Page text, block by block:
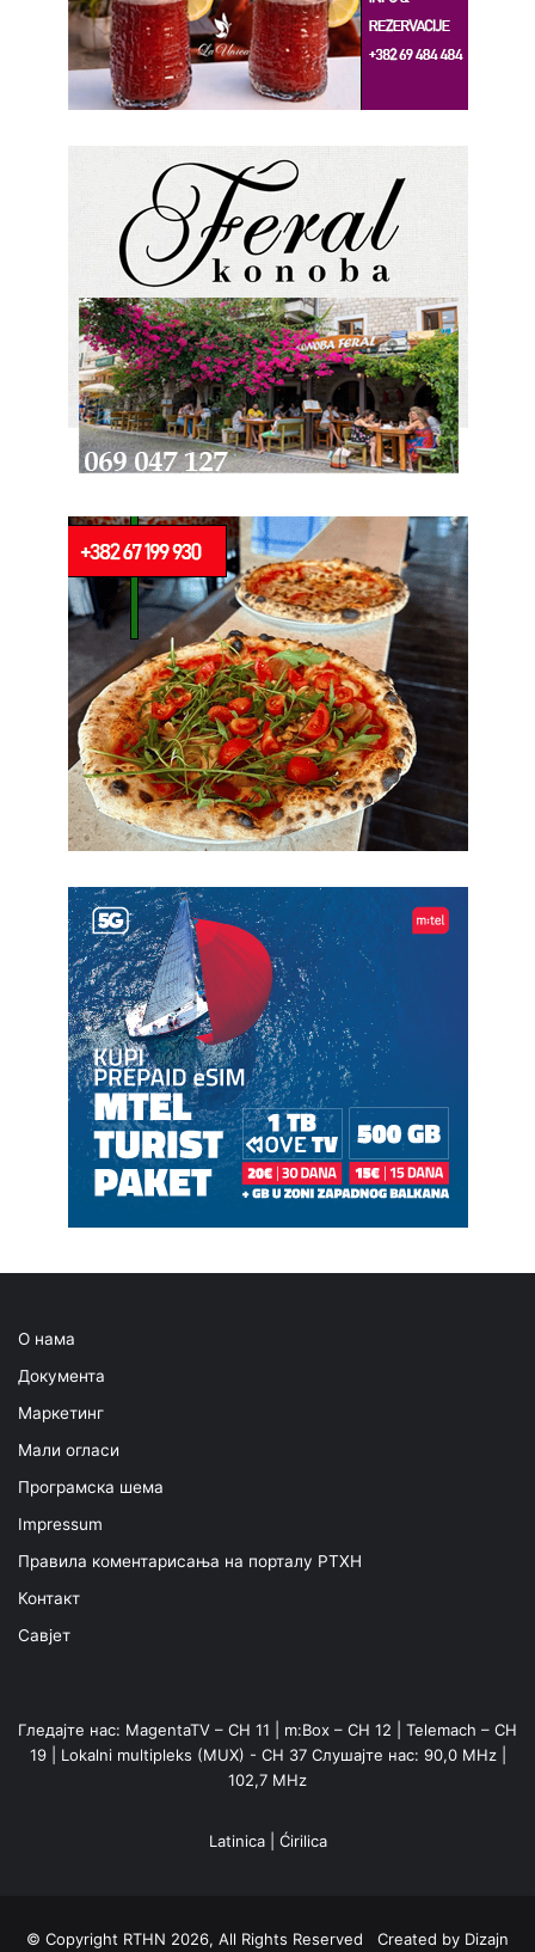
О нама
Документа
Маркетинг
Мали огласи
Програмска шема
Impressum
Правила коментарисања на порталу РТХН
Контакт
Савјет
Гледајте нас: MagentaTV – CH 11 | m:Box – CH 12 | Telemach – CH
19 | Lokalni multipleks (MUX) - CH 37 Слушајте нас: 90,0 MHz |
102,7 MHz
Latinica| Ćirilica
© Copyright RTHN 2026, All Rights Reserved Created by Dizajn